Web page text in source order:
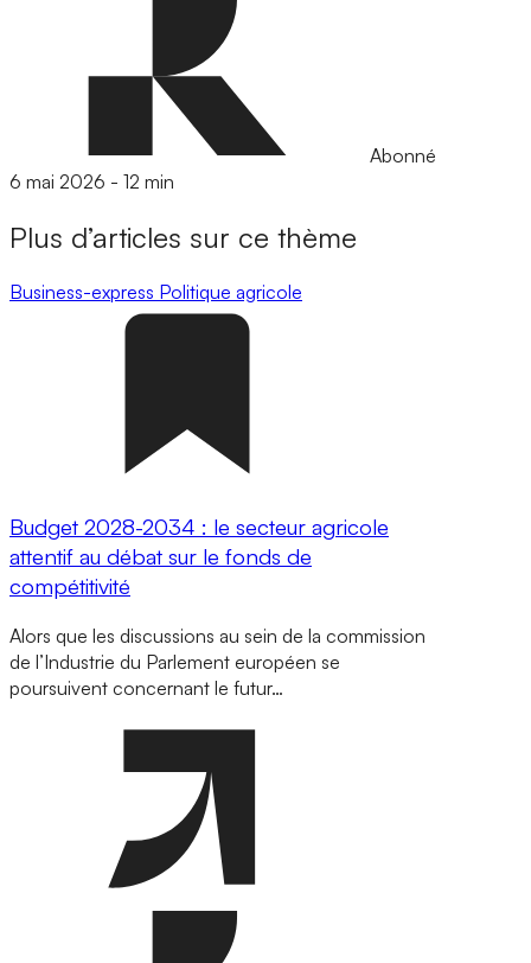
Abonné
6 mai 2026 - 12 min
Plus d’articles sur ce thème
Business-express Politique agricole
Budget 2028-2034 : le secteur agricole
attentif au débat sur le fonds de
compétitivité
Alors que les discussions au sein de la commission
de l’Industrie du Parlement européen se
poursuivent concernant le futur…